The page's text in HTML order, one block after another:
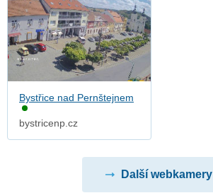
Bystřice nad Pernštejnem
bystricenp.cz
Další webkamery